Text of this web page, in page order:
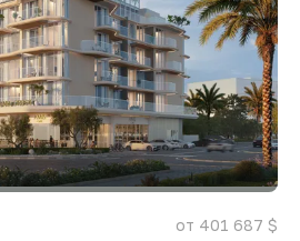
от 401 687 $